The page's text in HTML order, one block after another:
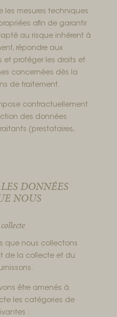
les mesures techniques
afin de garantir
au risque inhérent à
répondre aux
et protéger les droits et
concernées dès la
de traitement.
contractuellement
des données
(prestataires,
DONNÉES
NOUS
que nous collectons
de la collecte et du
être amenés à
les catégories de
: